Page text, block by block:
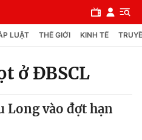
LUẬT THẾ GIỚI KINH TẾ
ở ĐBSCL
Long vào đợt hạn